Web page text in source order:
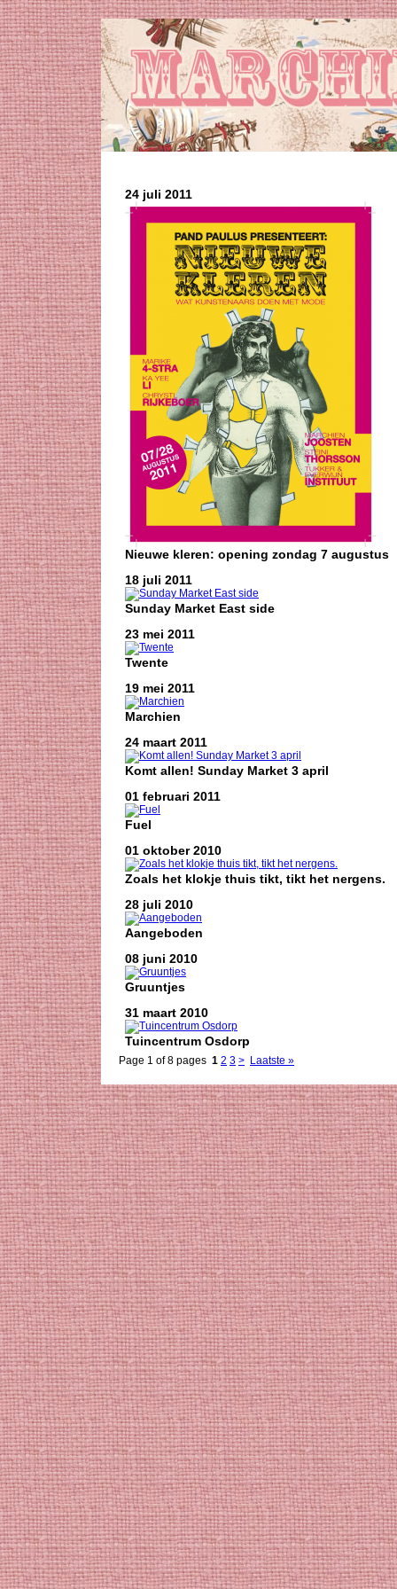
24 juli 2011
Nieuwe kleren: opening zondag 7 augustus
18 juli 2011
Sunday Market East side
23 mei 2011
Twente
19 mei 2011
Marchien
24 maart 2011
Komt allen! Sunday Market 3 april
01 februari 2011
Fuel
01 oktober 2010
Zoals het klokje thuis tikt, tikt het nergens.
28 juli 2010
Aangeboden
08 juni 2010
Gruuntjes
31 maart 2010
Tuincentrum Osdorp
Page 1 of 8 pages 1 2 3 > Laatste »